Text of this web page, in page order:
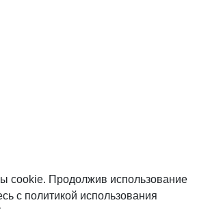
cookie. Продолжив использование
с политикой использования